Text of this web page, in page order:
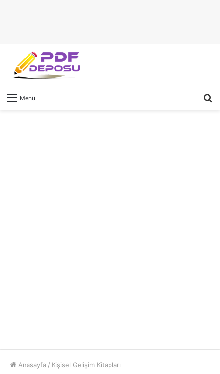
Menü
Anasayfa / Kişisel Gelişim Kitapları